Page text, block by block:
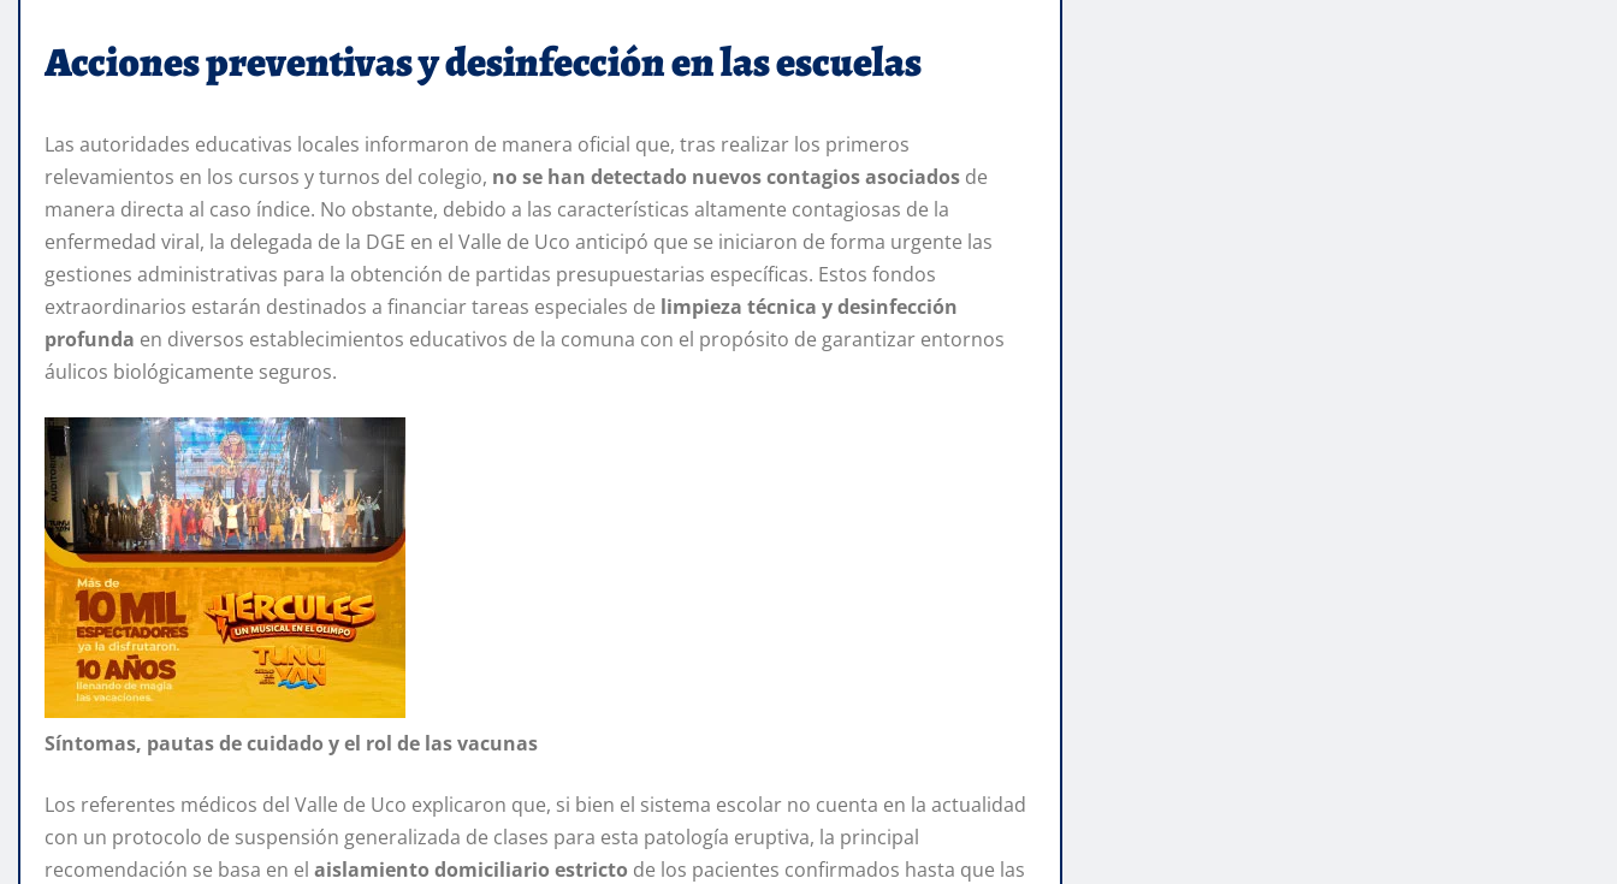
Acciones preventivas y desinfección en las escuelas
Las autoridades educativas locales informaron de manera oficial que, tras realizar los primeros
relevamientos en los cursos y turnos del colegio, no se han detectado nuevos contagios asociados de
manera directa al caso índice. No obstante, debido a las características altamente contagiosas de la
enfermedad viral, la delegada de la DGE en el Valle de Uco anticipó que se iniciaron de forma urgente las
gestiones administrativas para la obtención de partidas presupuestarias específicas. Estos fondos
extraordinarios estarán destinados a financiar tareas especiales de limpieza técnica y desinfección
profunda en diversos establecimientos educativos de la comuna con el propósito de garantizar entornos
áulicos biológicamente seguros.
Síntomas, pautas de cuidado y el rol de las vacunas
Los referentes médicos del Valle de Uco explicaron que, si bien el sistema escolar no cuenta en la actualidad
con un protocolo de suspensión generalizada de clases para esta patología eruptiva, la principal
recomendación se basa en el aislamiento domiciliario estricto de los pacientes confirmados hasta que las